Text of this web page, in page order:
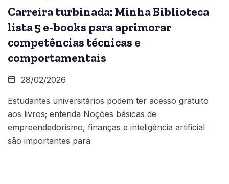
Carreira turbinada: Minha Biblioteca
lista 5 e-books para aprimorar
competências técnicas e
comportamentais
28/02/2026
Estudantes universitários podem ter acesso gratuito
aos livros; entenda Noções básicas de
empreendedorismo, finanças e inteligência artificial
são importantes para